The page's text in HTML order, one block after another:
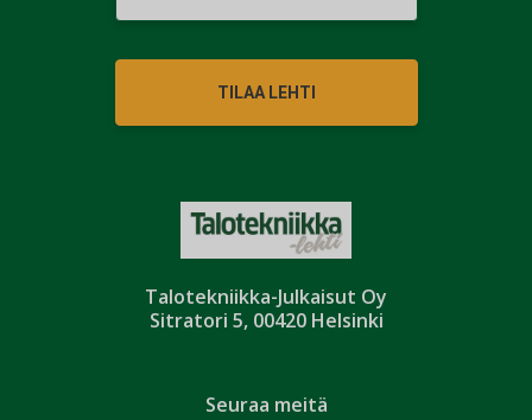
Talotekniikka-Julkaisut Oy
Sitratori 5, 00420 Helsinki
TILAA LEHTI
Seuraa meitä